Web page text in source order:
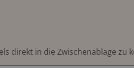
direkt in die Zwischenablage zu